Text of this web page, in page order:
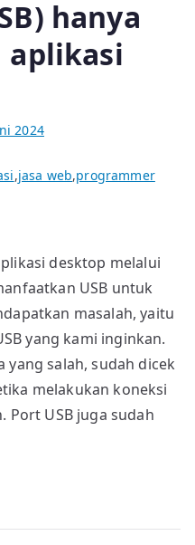
hanya
aplikasi
2024
,jasa web,programmer
desktop melalui
USB untuk
masalah, yaitu
yang kami inginkan.
yang salah, sudah dicek
melakukan koneksi
Port USB juga sudah